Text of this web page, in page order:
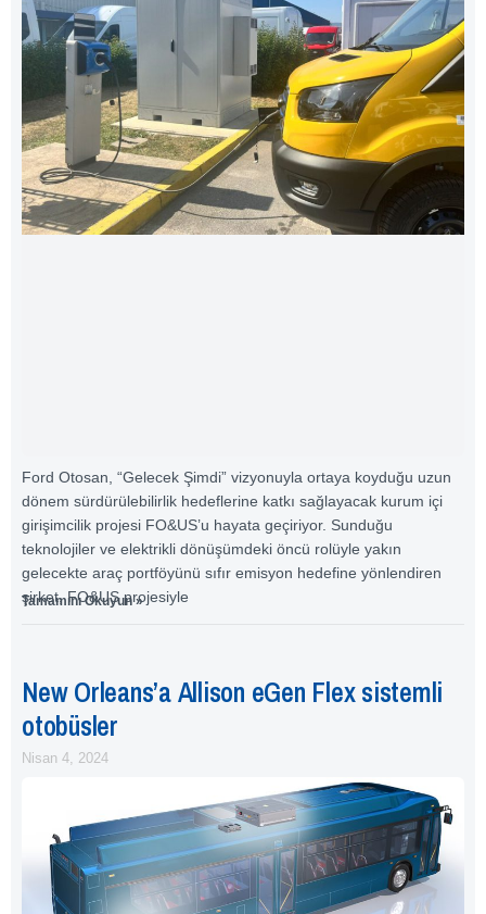
Ford Otosan, “Gelecek Şimdi” vizyonuyla ortaya koyduğu uzun
dönem sürdürülebilirlik hedeflerine katkı sağlayacak kurum içi
girişimcilik projesi FO&US’u hayata geçiriyor. Sunduğu
teknolojiler ve elektrikli dönüşümdeki öncü rolüyle yakın
gelecekte araç portföyünü sıfır emisyon hedefine yönlendiren
şirket, FO&US projesiyle
Tamamını Okuyun »
New Orleans’a Allison eGen Flex sistemli
otobüsler
Nisan 4, 2024